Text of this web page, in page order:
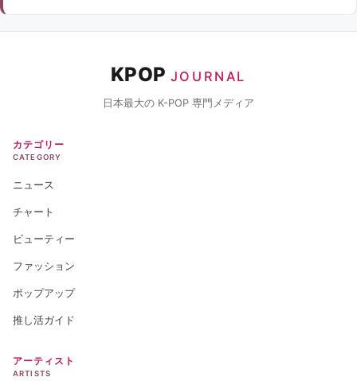
KPOP JOURNAL
日本最大の K-POP 専門メディア
カテゴリー
CATEGORY
ニュース
チャート
ビューティー
ファッション
ポップアップ
推し活ガイド
アーティスト
ARTISTS